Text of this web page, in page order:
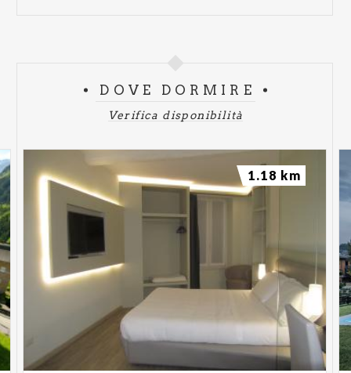
DOVE DORMIRE
Verifica disponibilità
1.18 km